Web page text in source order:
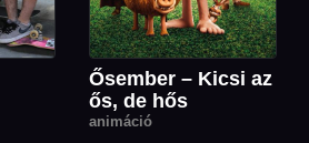
Ősember – Kicsi az
ős, de hős
animáció